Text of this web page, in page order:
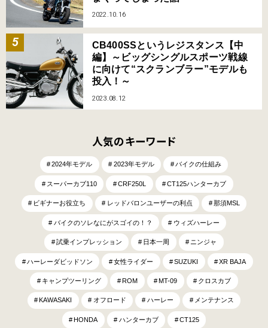
2022.10.16
CB400SSというレジスタンス【中
編】～ビッグシングルスポーツ戦線
に向けて“スクランブラー”モデルも
投入！～
2023.08.12
人気のキーワード
2024年モデル 2023年モデル バイクの仕組み
スーパーカブ110 CRF250L CT125ハンターカブ
ビギナーお役立ち レッドバロンユーザーの利点 那須MSL
バイクのソレなにがスゴイの！？ ウィズハーレー
試乗インプレッション 日本一周 ニンジャ
ハーレーダビッドソン 女性ライダー SUZUKI XR BAJA
キャンプツーリング ROM MT-09 クロスカブ
KAWASAKI オフロード ハーレー メンテナンス
HONDA ハンターカブ CT125